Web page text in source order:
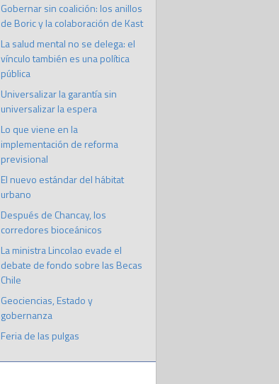
Gobernar sin coalición: los anillos
de Boric y la colaboración de Kast
La salud mental no se delega: el
vínculo también es una política
pública
Universalizar la garantía sin
universalizar la espera
Lo que viene en la
implementación de reforma
previsional
El nuevo estándar del hábitat
urbano
Después de Chancay, los
corredores bioceánicos
La ministra Lincolao evade el
debate de fondo sobre las Becas
Chile
Geociencias, Estado y
gobernanza
Feria de las pulgas